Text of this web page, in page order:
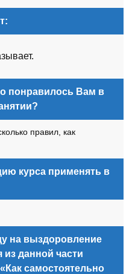
понравилось Вам в
правил, как
курса применять в
на выздоровление
данной части
самостоятельно